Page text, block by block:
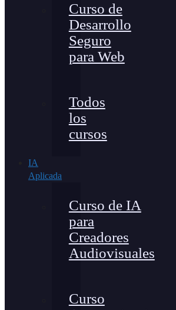
Curso de
Desarrollo
Seguro
para Web
Todos
los
cursos
IA
Aplicada
Curso de IA
para
Creadores
Audiovisuales
Curso